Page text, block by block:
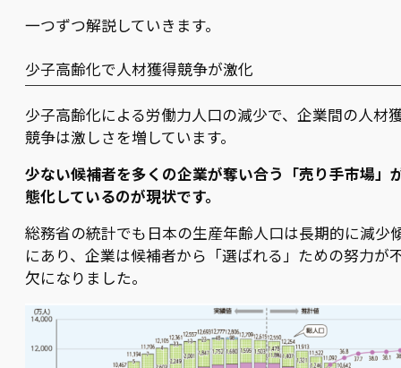
一つずつ解説していきます。
少子高齢化で人材獲得競争が激化
少子高齢化による労働力人口の減少で、企業間の人材
競争は激しさを増しています。
少ない候補者を多くの企業が奪い合う「売り手市場」
態化しているのが現状です。
総務省の統計でも日本の生産年齢人口は長期的に減少
にあり、企業は候補者から「選ばれる」ための努力が
欠になりました。